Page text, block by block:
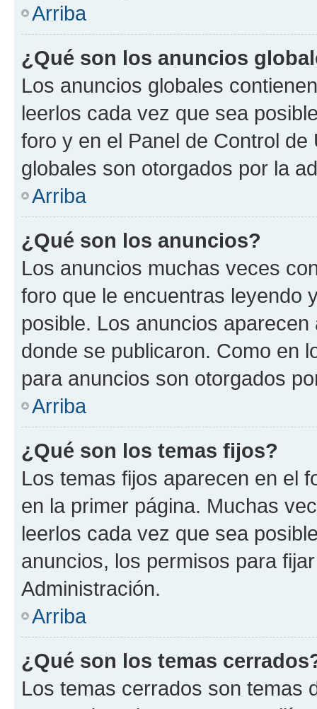
Arriba
¿Qué son los anuncios
Los anuncios globales
leerlos cada vez que sea
foro y en el Panel de Control
globales son otorgados por la
Arriba
¿Qué son los anuncios?
Los anuncios muchas veces
foro que le encuentras leyendo
posible. Los anuncios
donde se publicaron. Como en
para anuncios son otorgados
Arriba
¿Qué son los temas fijos?
Los temas fijos aparecen en el
en la primer página. Muchas
leerlos cada vez que sea
anuncios, los permisos para
Administración.
Arriba
¿Qué son los temas
Los temas cerrados son temas